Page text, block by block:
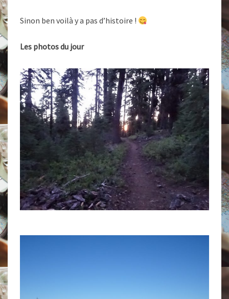
Sinon ben voilà y a pas d’histoire !
Les photos du jour